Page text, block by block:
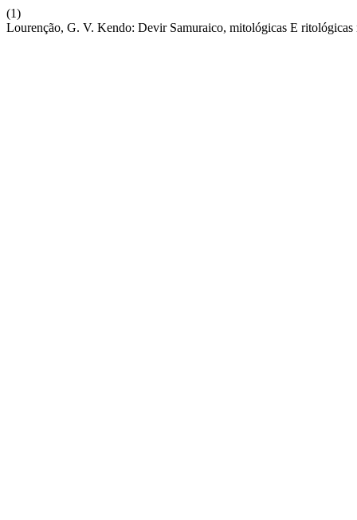
(1)
Lourenção, G. V. Kendo: Devir Samuraico, mitológicas E ritológicas